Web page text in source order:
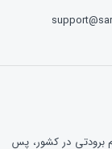
برودتی در کشور، پس